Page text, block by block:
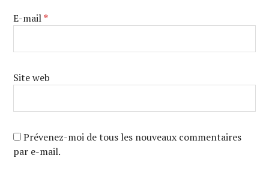
E-mail*
Site web
Prévenez-moi de tous les nouveaux commentaires
par e-mail.